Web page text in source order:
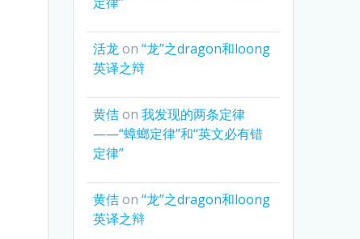
活龙on“龙”之dragon和loong
英译之辩
黄佶on我发现的两条定律
——“蟑螂定律”和“英文必有错
定律”
黄佶on“龙”之dragon和loong
英译之辩